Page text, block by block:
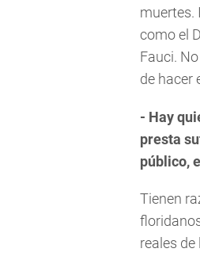
muertes.
como el
Fauci.
de hacer
- Hay
presta
público,
Tienen
reales